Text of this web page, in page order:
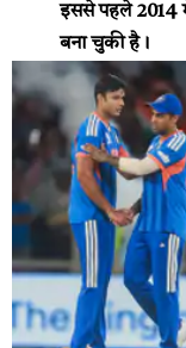
इससे पहले 2014
बना चुकी है।